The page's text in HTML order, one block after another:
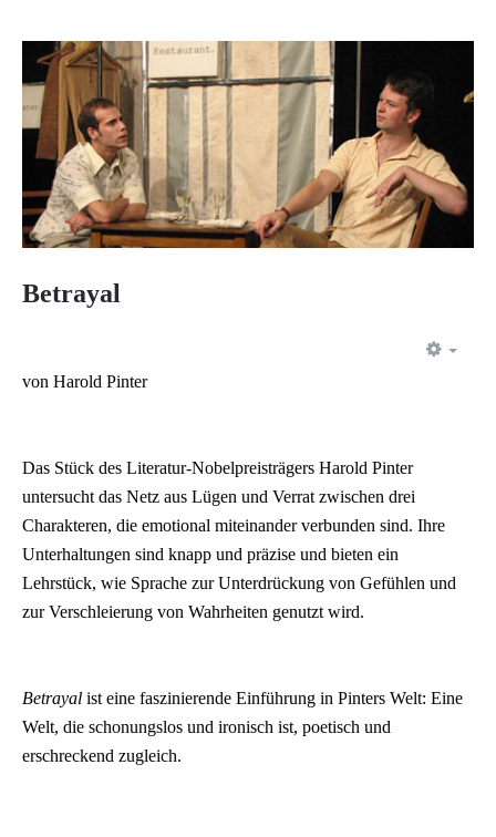
Betrayal
von Harold Pinter
Das Stück des Literatur-Nobelpreisträgers Harold Pinter
untersucht das Netz aus Lügen und Verrat zwischen drei
Charakteren, die emotional miteinander verbunden sind. Ihre
Unterhaltungen sind knapp und präzise und bieten ein
Lehrstück, wie Sprache zur Unterdrückung von Gefühlen und
zur Verschleierung von Wahrheiten genutzt wird.
Betrayal ist eine faszinierende Einführung in Pinters Welt: Eine
Welt, die schonungslos und ironisch ist, poetisch und
erschreckend zugleich.